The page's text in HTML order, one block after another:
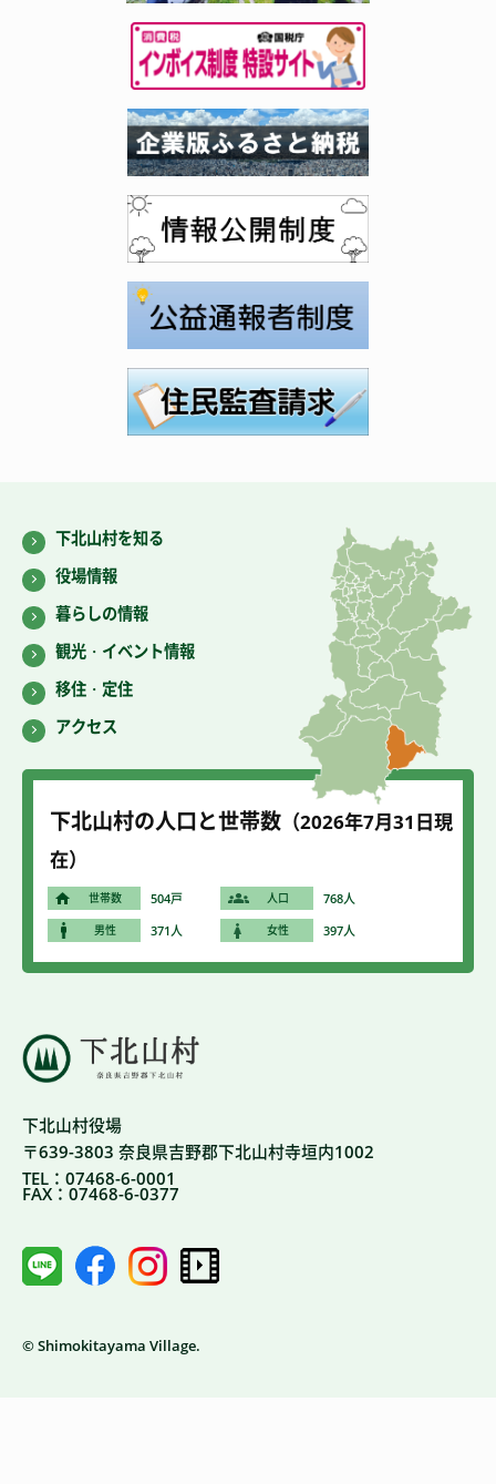
下北山村役場
〒639-3803 奈良県吉野郡下北山村寺垣内1002
TEL：07468-6-0001
FAX：07468-6-0377
© Shimokitayama Village.
下北山村を知る
役場情報
暮らしの情報
観光・イベント情報
移住・定住
アクセス
下北山村の人口と世帯数 （2026年7月31 日現
在）
世帯数 504戸 人口 768人
男性 371人 女性 397人